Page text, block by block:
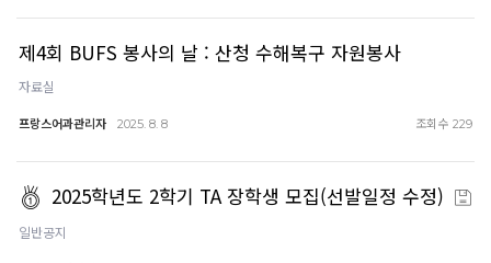
제4회 BUFS 봉사의 날 : 산청 수해복구 자원봉사
자료실
프랑스어과관리자 2025. 8. 8 조회수 229
2025학년도 2학기 TA 장학생 모집(선발일정 수정)
일반공지